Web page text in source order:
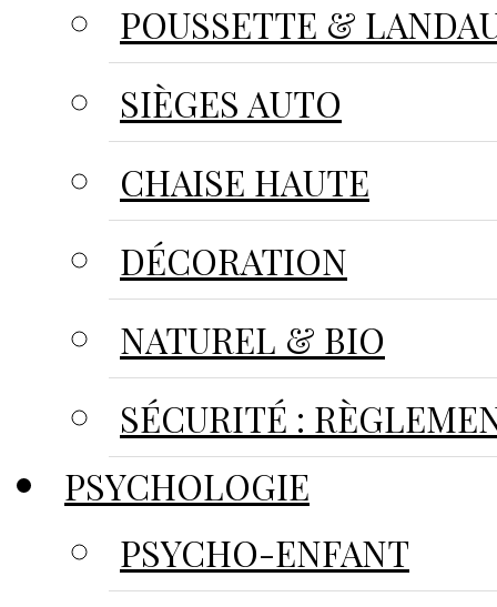
POUSSETTE &
SIÈGES AUTO
CHAISE HAUTE
DÉCORATION
NATUREL & BIO
SÉCURITÉ :
PSYCHOLOGIE
PSYCHO-ENFANT